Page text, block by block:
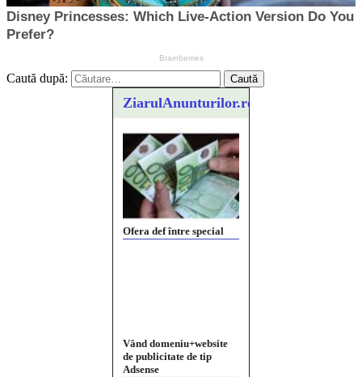
Caută după:
ZiarulAnunturilor.ro
Ofera def între special
Vând domeniu+website
de publicitate de tip
Adsense